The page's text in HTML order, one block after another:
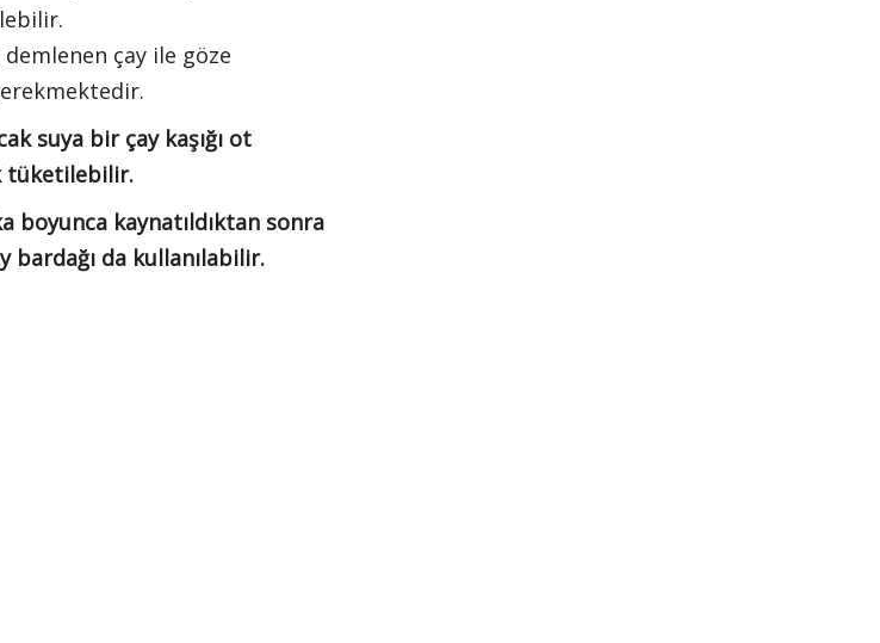
çay ile göze
suya bir çay kaşığı ot
tüketilebilir.
boyunca kaynatıldıktan sonra
bardağı da kullanılabilir.